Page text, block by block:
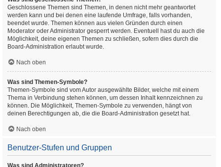
Geschlossene Themen sind Themen, in denen nicht mehr geantwortet
werden kann und bei denen eine laufende Umfrage, falls vorhanden,
beendet wurde. Themen können aus vielen Gründen durch einen
Moderator oder Administrator gesperrt werden. Eventuell hast du auch die
Möglichkeit, deine eigenen Themen zu schließen, sofern dies durch die
Board-Administration erlaubt wurde.
Nach oben
Was sind Themen-Symbole?
Themen-Symbole sind vom Autor ausgewählte Bilder, welche mit einem
Thema in Verbindung stehen können, um dessen Inhalt kennzeichnen zu
können. Die Möglichkeit, Themen-Symbole zu verwenden, hängt von
deinen Berechtigungen ab, die die Board-Administration gesetzt hat.
Nach oben
Benutzer-Stufen und Gruppen
Was sind Administratoren?